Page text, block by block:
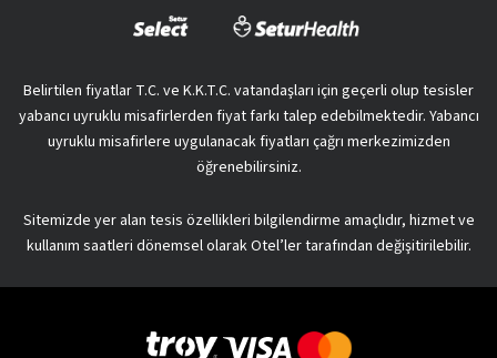
Belirtilen fiyatlar T.C. ve K.K.T.C. vatandaşları için geçerli olup tesisler
yabancı uyruklu misafirlerden fiyat farkı talep edebilmektedir. Yabancı
uyruklu misafirlere uygulanacak fiyatları çağrı merkezimizden
öğrenebilirsiniz.
Sitemizde yer alan tesis özellikleri bilgilendirme amaçlıdır, hizmet ve
kullanım saatleri dönemsel olarak Otel’ler tarafından değişitirilebilir.